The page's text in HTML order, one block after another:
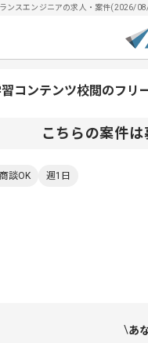
ランスエンジニアの求人・案件(2026/
習コンテンツ校閲のフリ
こちらの案件
談OK 週1日
あ